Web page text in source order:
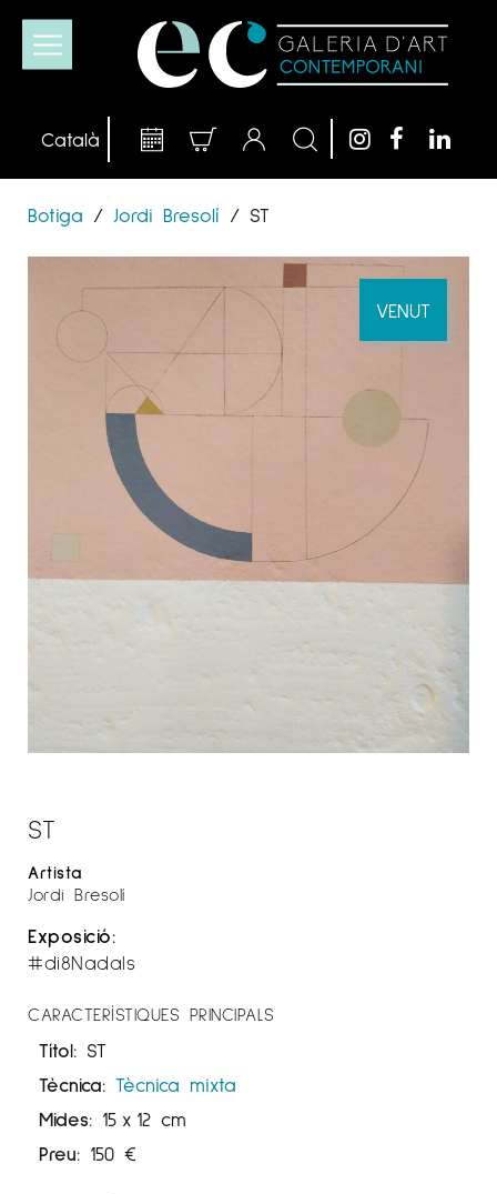
Botiga / Jordi Bresolí / ST
VENUT
ST
Artista
Jordi Bresolí
Exposició:
#di8Nadals
CARACTERÍSTIQUES PRINCIPALS
Títol: ST
Tècnica: Tècnica mixta
Mides: 15 x 12 cm
Preu: 150 €